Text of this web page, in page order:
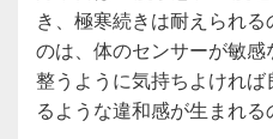
き、極寒続きは耐えられ
のは、体のセンサーが敏
整うように気持ちよけれ
るような違和感が生まれる